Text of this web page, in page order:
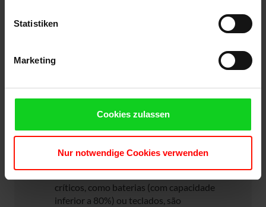
Statistiken
Marketing
Cookies zulassen
Nur notwendige Cookies verwenden
Manufacturing na prática?
equipamentos são tecnicamente, esteticamente
preço muito inferior ao de equipamentos novos.
Pré-seleção rigorosa:Apenas
são aceites. Dispositivos com pequenos
danos ou sinais visíveis de uso não são
críticos, como baterias (com capacidade
inferior a 80%) ou teclados, são